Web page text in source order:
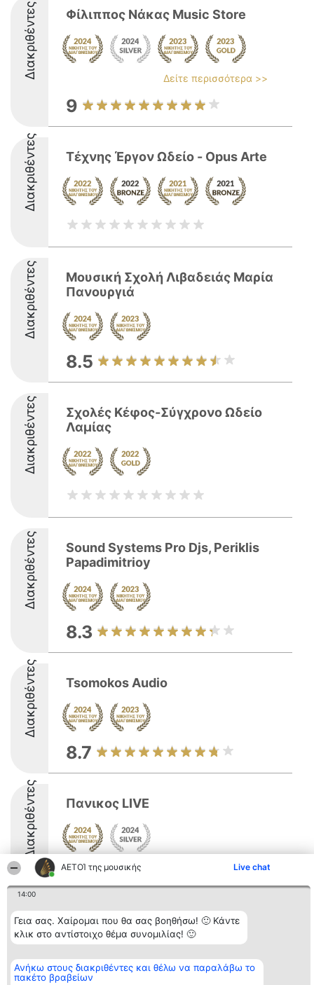
ΑΕΤΟΊ της μουσικής Live chat
14:00
Γεια σας. Χαίρομαι που θα σας βοηθήσω! 🙂 Κάντε
κλικ στο αντίστοιχο θέμα συνομιλίας! 🙂
Ανήκω στους διακριθέντες και θέλω να παραλάβω το
πακέτο βραβείων
Διακριθέντες Φίλιππος Νάκας Music Store
Δείτε περισσότερα >>
9
Διακριθέντες Τέχνης Έργον Ωδείο - Opus Αrte
Διακριθέντες
Μουσική Σχολή Λιβαδειάς Μαρία
Πανουργιά
8.5
Διακριθέντες
Σχολές Κέφος-Σύγχρονο Ωδείο
Λαμίας
Διακριθέντες
Sound Systems Pro Djs, Periklis
Papadimitrioy
8.3
Διακριθέντες Tsomokos Audio
8.7
Διακριθέντες Πανικος LIVE
9
Διοργανωτής της
κατάταξης
BEAUTIFUL COMPANY
ΤΗΛ. ΕΠΙΚΟΙΝΩΝΙΑΣ:
2104128019
Κατάταξη
Διακριθέντες
Λίστα όλων
διακριθέντων
Μεθοδολογία
Επικοινωνία